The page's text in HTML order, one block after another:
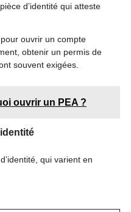
d’identité qui atteste
ouvrir un compte
obtenir un permis de
souvent exigées.
ouvrir un PEA ?
qui varient en